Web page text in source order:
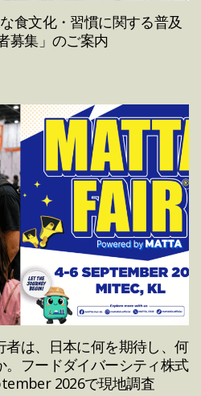
食文化・習慣に関する普及
募集」のご案内
は、日本に何を期待し、何
。フードダイバーシティ株式
2026で現地調査